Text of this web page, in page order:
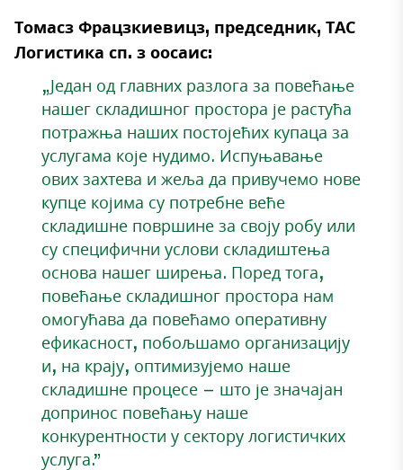
Томасз Фрацзкиевицз, председник, ТАС
Логистика сп. з оосаис:
„Један од главних разлога за повећање
нашег складишног простора је растућа
потражња наших постојећих купаца за
услугама које нудимо. Испуњавање
ових захтева и жеља да привучемо нове
купце којима су потребне веће
складишне површине за своју робу или
су специфични услови складиштења
основа нашег ширења. Поред тога,
повећање складишног простора нам
омогућава да повећамо оперативну
ефикасност, побољшамо организацију
и, на крају, оптимизујемо наше
складишне процесе – што је значајан
допринос повећању наше
конкурентности у сектору логистичких
услуга.”